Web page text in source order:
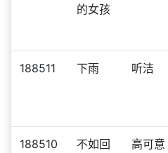
的女孩
188511 下雨 听洁
188510
不如回
高可意